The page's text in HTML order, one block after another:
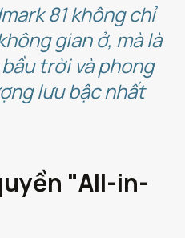
81 không chỉ
gian ở, mà là
trời và phong
lưu bậc nhất
"All-in-